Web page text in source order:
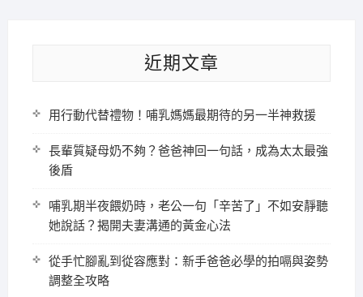
近期文章
用行動代替禮物！哺乳媽媽最期待的另一半神救援
長輩質疑母奶不夠？爸爸神回一句話，成為太太最強
後盾
哺乳期半夜餵奶時，老公一句「辛苦了」不如安靜聽
她說話？揭開夫妻溝通的黃金心法
從手忙腳亂到從容應對：新手爸爸必學的拍嗝與姿勢
調整全攻略